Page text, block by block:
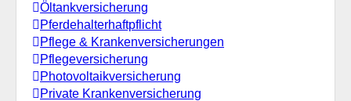
Öltankversicherung
Pferdehalterhaftpflicht
Pflege & Krankenversicherungen
Pflegeversicherung
Photovoltaikversicherung
Private Krankenversicherung